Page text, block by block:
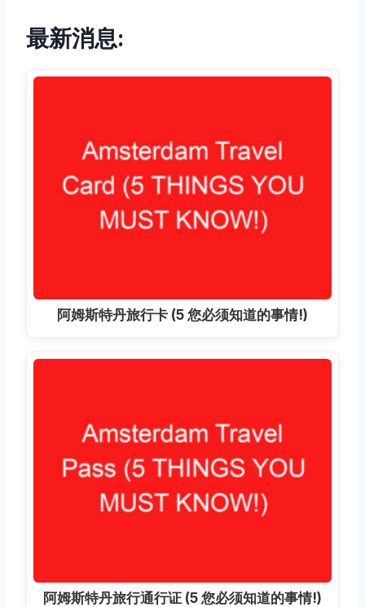
最新消息:
阿姆斯特丹旅行卡 (5 您必须知道的事情!)
阿姆斯特丹旅行通行证 (5 您必须知道的事情!)